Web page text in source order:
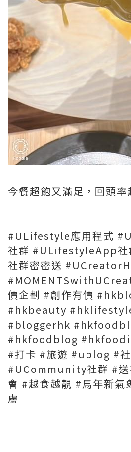
今餐超飽又滿足，回頭
#ULifestyle應用程式
社群 #ULifestyleApp
社群密密送
價企劃 #創作有價
#hkbeauty
#bloggerhk
#hkfoodblog
#打卡 #旅遊 #ublog #
#UCommunity社群 #送
會 #越食越靚 #馬年新
膚